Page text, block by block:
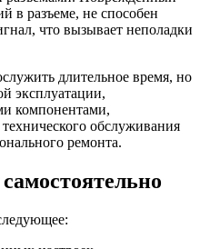
в разъеме, не способен
что вызывает неполадки
длительное время, но
эксплуатации,
компонентами,
обслуживания
ремонта.